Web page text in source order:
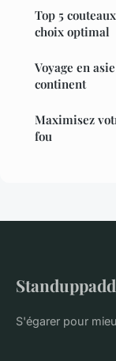
Top 5
choix optimal
Voyage en
continent
Maximisez
fou
S'égarer pour